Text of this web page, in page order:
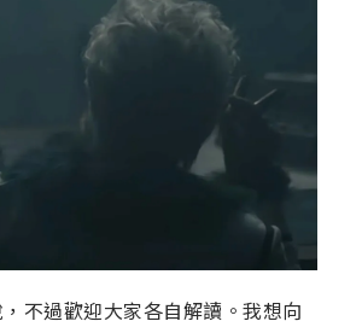
，不過歡迎大家各自解讀。我想向